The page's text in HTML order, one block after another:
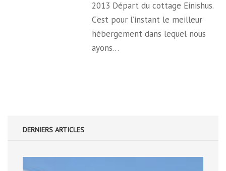
2013 Départ du cottage Einishus.
C’est pour l’instant le meilleur
hébergement dans lequel nous
ayons…
DERNIERS ARTICLES